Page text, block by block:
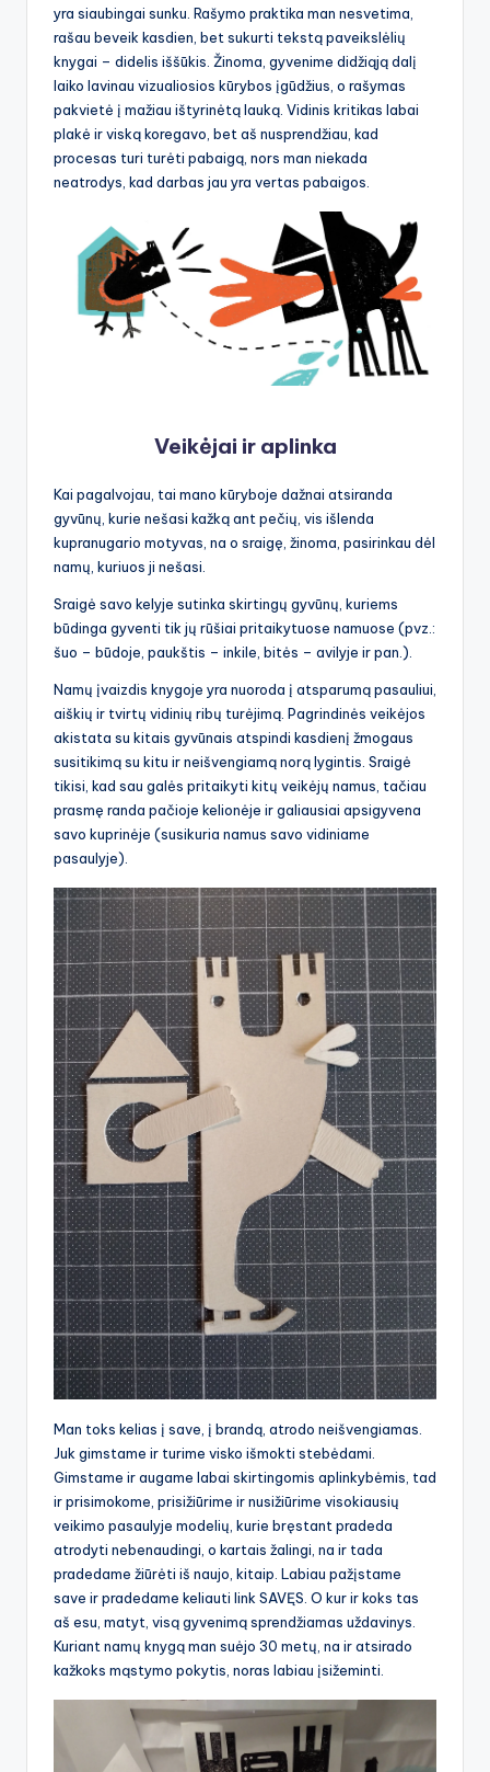
yra siaubingai sunku. Rašymo praktika man nesvetima,
rašau beveik kasdien, bet sukurti tekstą paveikslėlių
knygai – didelis iššūkis. Žinoma, gyvenime didžiąją dalį
laiko lavinau vizualiosios kūrybos įgūdžius, o rašymas
pakvietė į mažiau ištyrinėtą lauką. Vidinis kritikas labai
plakė ir viską koregavo, bet aš nusprendžiau, kad
procesas turi turėti pabaigą, nors man niekada
neatrodys, kad darbas jau yra vertas pabaigos.
Veikėjai ir aplinka
Kai pagalvojau, tai mano kūryboje dažnai atsiranda
gyvūnų, kurie nešasi kažką ant pečių, vis išlenda
kupranugario motyvas, na o sraigę, žinoma, pasirinkau dėl
namų, kuriuos ji nešasi.
Sraigė savo kelyje sutinka skirtingų gyvūnų, kuriems
būdinga gyventi tik jų rūšiai pritaikytuose namuose (pvz.:
šuo – būdoje, paukštis – inkile, bitės – avilyje ir pan.).
Namų įvaizdis knygoje yra nuoroda į atsparumą pasauliui,
aiškių ir tvirtų vidinių ribų turėjimą. Pagrindinės veikėjos
akistata su kitais gyvūnais atspindi kasdienį žmogaus
susitikimą su kitu ir neišvengiamą norą lygintis. Sraigė
tikisi, kad sau galės pritaikyti kitų veikėjų namus, tačiau
prasmę randa pačioje kelionėje ir galiausiai apsigyvena
savo kuprinėje (susikuria namus savo vidiniame
pasaulyje).
Man toks kelias į save, į brandą, atrodo neišvengiamas.
Juk gimstame ir turime visko išmokti stebėdami.
Gimstame ir augame labai skirtingomis aplinkybėmis, tad
ir prisimokome, prisižiūrime ir nusižiūrime visokiausių
veikimo pasaulyje modelių, kurie bręstant pradeda
atrodyti nebenaudingi, o kartais žalingi, na ir tada
pradedame žiūrėti iš naujo, kitaip. Labiau pažįstame
save ir pradedame keliauti link SAVĘS. O kur ir koks tas
aš esu, matyt, visą gyvenimą sprendžiamas uždavinys.
Kuriant namų knygą man suėjo 30 metų, na ir atsirado
kažkoks mąstymo pokytis, noras labiau įsižeminti.